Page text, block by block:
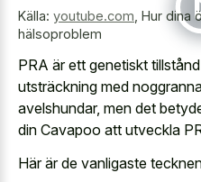
Källa: youtube.com Hur dina
hälsoproblem
PRA är ett genetiskt
utsträckning med
avelshundar, men det
din Cavapoo att utveckla
Här är de vanligaste